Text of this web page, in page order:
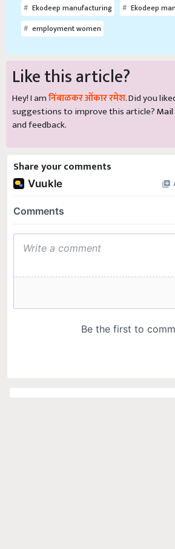
Ekodeep manufacturing
Ekodeep
employment women
Like this article?
Hey! I amनिंबाळकर ओंकार रमेश. Did you
suggestions to improve this article?Mail
and feedback.
Share your comments